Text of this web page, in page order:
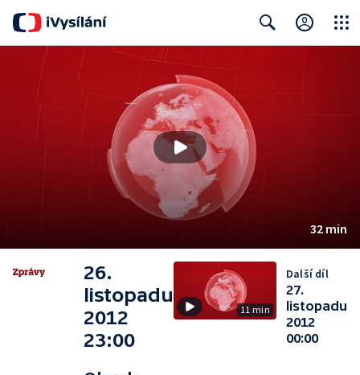
32 min
26.
listopadu
2012
23:00
11 min
Další díl
27.
listopadu
2012
00:00